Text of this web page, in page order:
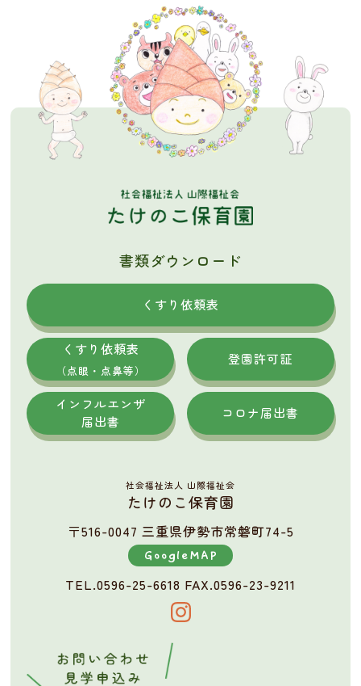
書類ダウンロード
くすり依頼表
くすり依頼表
（点眼・点鼻等）
登園許可証
インフルエンザ
届出書
コロナ届出書
社会福祉法人 山際福祉会
たけのこ保育園
〒516-0047 三重県伊勢市常磐町74-5
GoogleMAP
TEL.0596-25-6618 FAX.0596-23-9211